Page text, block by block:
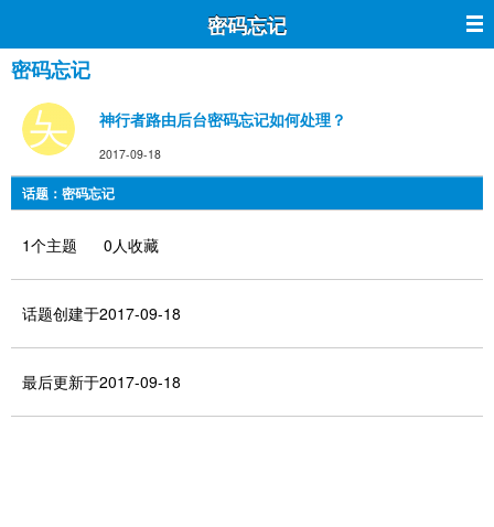
密码忘记
密码忘记
神行者路由后台密码忘记如何处理？
2017-09-18
话题：密码忘记
1个主题 0人收藏
话题创建于2017-09-18
最后更新于2017-09-18